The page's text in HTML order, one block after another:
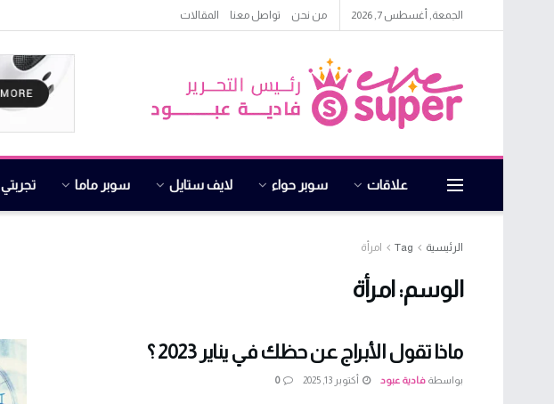
الجمعة, أغسطس 7, 2026 من نحن تواصل معنا المقالات
علاقات سوبر حواء لايف ستايل سوبر ماما تجربتي
الرئيسية Tag امرأة
الوسم: امرأة
ماذا تقول الأبراج عن حظك في يناير 2023 ؟
بواسطة فادية عبود أكتوبر 13, 2025 0